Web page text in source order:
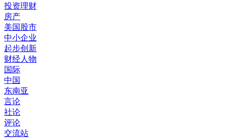
投资理财
房产
美国股市
中小企业
起步创新
财经人物
国际
中国
东南亚
言论
社论
评论
交流站